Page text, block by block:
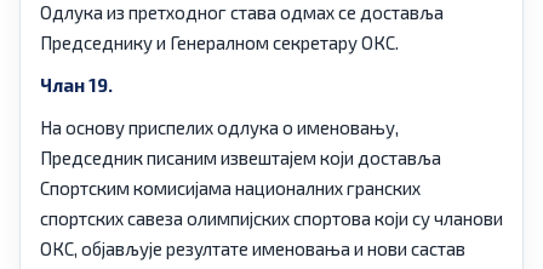
Одлука из претходног става одмах се доставља
Председнику и Генералном секретару ОКС.
Члан 19.
На основу приспелих одлука о именовању,
Председник писаним извештајем који доставља
Спортским комисијама националних гранских
спортских савеза олимпијских спортова који су чланови
ОКС, објављује резултате именовања и нови састав